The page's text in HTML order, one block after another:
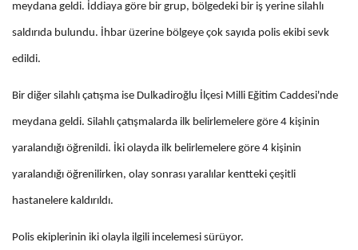
meydana geldi. İddiaya göre bir grup, bölgedeki bir iş yerine silahlı
saldırıda bulundu. İhbar üzerine bölgeye çok sayıda polis ekibi sevk
edildi.
Bir diğer silahlı çatışma ise Dulkadiroğlu İlçesi Milli Eğitim Caddesi'nde
meydana geldi. Silahlı çatışmalarda ilk belirlemelere göre 4 kişinin
yaralandığı öğrenildi. İki olayda ilk belirlemelere göre 4 kişinin
yaralandığı öğrenilirken, olay sonrası yaralılar kentteki çeşitli
hastanelere kaldırıldı.
Polis ekiplerinin iki olayla ilgili incelemesi sürüyor.